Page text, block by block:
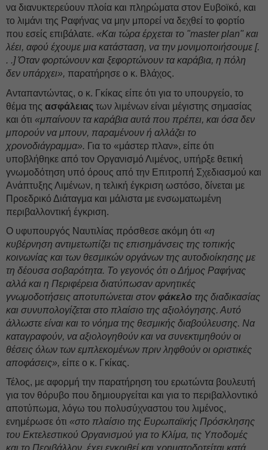
να διανυκτερεύουν πλοία και πληρώματα στον Ευβοϊκό, και
το λιμάνι της Ραφήνας να μην μπορεί να δεχθεί το φορτίο
που εσείς επιβάλατε. «Και τώρα έρχεται το "master plan" και
λέει, αφού έχουμε μια κατάσταση, να την μονιμοποιήσουμε [.
. .] Όταν φορτώνουν και ξεφορτώνουν τα καράβια, η πόλη
δεν υπάρχει», παρατήρησε ο κ. Βλάχος.
Ανταπαντώντας, ο κ. Γκίκας είπε ότι για το υπουργείο, το
θέμα της ασφάλειας των λιμένων είναι μέγιστης σημασίας
και ότι «μπαίνουν τα καράβια αυτά που πρέπει, και όσα δεν
μπορούν να μπουν, παραμένουν ή αλλάζει το
χρονοδιάγραμμα». Για το «μάστερ πλαν», είπε ότι
υποβλήθηκε από τον Οργανισμό Λιμένος, υπήρξε θετική
γνωμοδότηση υπό όρους από την Επιτροπή Σχεδιασμού και
Ανάπτυξης Λιμένων, η τελική έγκριση ωστόσο, δίνεται με
Προεδρικό Διάταγμα και μάλιστα με ενσωματωμένη
περιβαλλοντική έγκριση.
Ο υφυπουργός Ναυτιλίας πρόσθεσε ακόμη ότι «η
κυβέρνηση αντιμετωπίζει τις επισημάνσεις της τοπικής
κοινωνίας και των θεσμικών οργάνων της αυτοδιοίκησης με
τη δέουσα σοβαρότητα. Το γεγονός ότι ο Δήμος Ραφήνας
αλλά και η Περιφέρεια διατύπωσαν αρνητικές
γνωμοδοτήσεις αποτυπώνεται στον φάκελο της διαδικασίας
και συνυπολογίζεται στο πλαίσιο της αξιολόγησης. Αυτό
άλλωστε είναι και το νόημα της θεσμικής διαβούλευσης. Να
καταγραφούν, να αξιολογηθούν και να συνεκτιμηθούν οι
θέσεις όλων των εμπλεκομένων πριν ληφθούν οι οριστικές
αποφάσεις», είπε ο κ. Γκίκας.
Τέλος, με αφορμή την παρατήρηση του ερωτώντα βουλευτή
για τον θόρυβο που δημιουργείται και για το περιβαλλοντικό
αποτύπωμα, λόγω του πολυσύχναστου του λιμένος,
ενημέρωσε ότι «στο πλαίσιο της Ευρωπαϊκής Πρόσκλησης
του Εκτελεστικού Οργανισμού για το Κλίμα, τις Υποδομές
και το Περιβάλλον, έχει εγκριθεί και χρηματοδοτείται κατά